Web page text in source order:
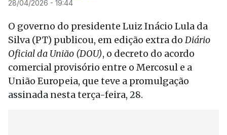
28/04/2026 - 19:44
O governo do presidente Luiz Inácio Lula da
Silva (PT) publicou, em edição extra do Diário
Oficial da União (DOU), o decreto do acordo
comercial provisório entre o Mercosul e a
União Europeia, que teve a promulgação
assinada nesta terça-feira, 28.